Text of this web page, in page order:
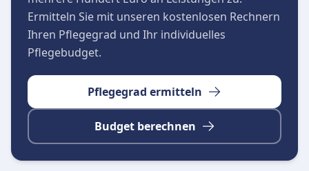
Expertenkurse kontinuierlich gefördert. Die
Pflegekräfte zeichnen sich durch ein hohes Maß
an fachlicher Expertise und menschlicher
Wärme aus, was eine zuverlässige und
kompetente Betreuung von Montag bis Freitag
sicherstellt.
Ermitteln Sie mit unseren kostenlosen Rechnern
Ihren Pflegegrad und Ihr individuelles
Pflegebudget.
Pflegegrad ermitteln
Budget berechnen